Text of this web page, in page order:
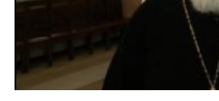
казачьи атаманы и […]